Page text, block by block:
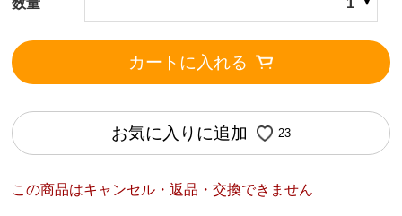
カートに入れる
お気に入りに追加 23
この商品はキャンセル・返品・交換できません